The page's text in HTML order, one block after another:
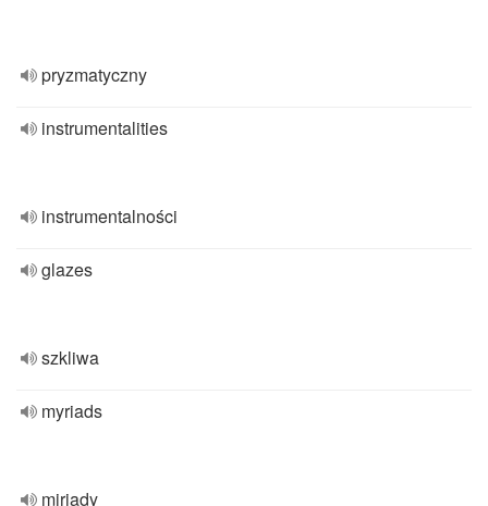
pryzmatyczny
instrumentalities
instrumentalności
glazes
szkliwa
myriads
miriady